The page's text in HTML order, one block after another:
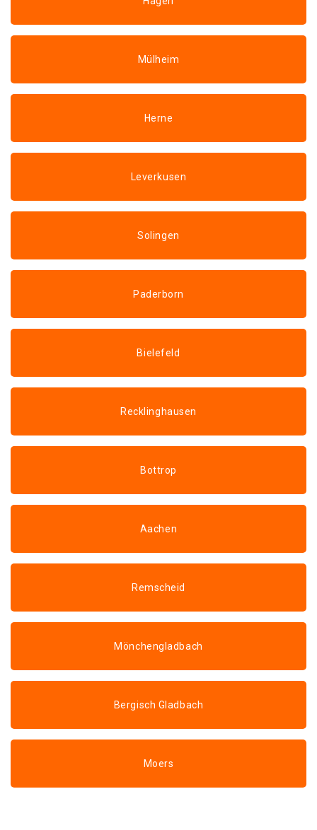
Mülheim
Herne
Leverkusen
Solingen
Paderborn
Bielefeld
Recklinghausen
Bottrop
Aachen
Remscheid
Mönchengladbach
Bergisch Gladbach
Moers